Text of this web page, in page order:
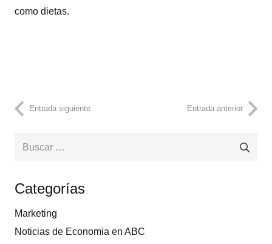
como dietas.
Entrada siguiente Entrada anterior
Buscar:
Categorías
Marketing
Noticias de Economia en ABC